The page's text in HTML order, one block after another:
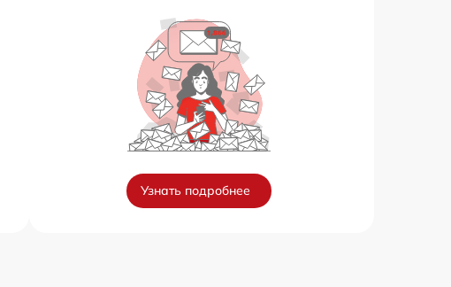
Узнать подробнее